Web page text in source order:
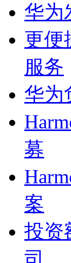
华为
更便
服务
华为
募
案
投资
司